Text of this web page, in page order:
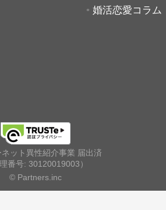
婚活恋愛コラム
ット異性紹介事業 届出済
理番号: 30120019003）
© Partners.inc